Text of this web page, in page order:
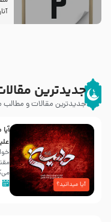
جدیدترین
جدیدترین مقالات و مطالب
آیا میدانید؟